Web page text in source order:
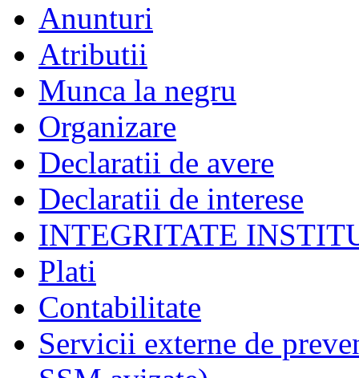
Anunturi
Atributii
Munca la negru
Organizare
Declaratii de avere
Declaratii de interese
INTEGRITATE
Plati
Contabilitate
Servicii externe de